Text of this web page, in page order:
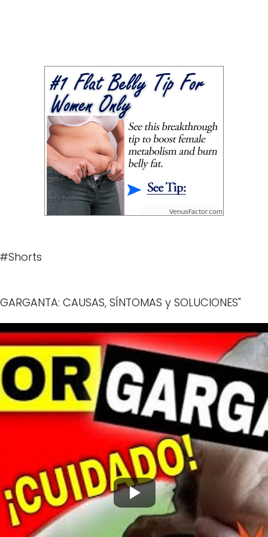
CAUSAS, SÍNTOMAS y SOLUCIONES"